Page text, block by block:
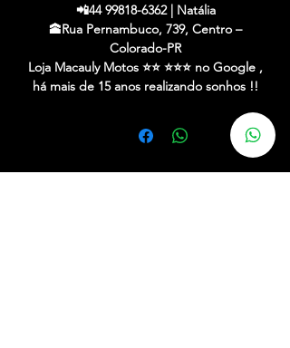
📲44 99818-6362 | Natália
🕋Rua Pernambuco, 739, Centro –
Colorado-PR
Loja Macauly Motos ⭐️⭐️ ⭐️⭐️⭐️ no Google ,
há mais de 15 anos realizando sonhos !!